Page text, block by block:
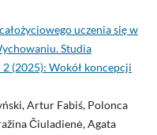
uczenia się w
Studia
(2025): Wokół koncepcji
Artur Fabiś, Polonca
Čiuladienė, Agata